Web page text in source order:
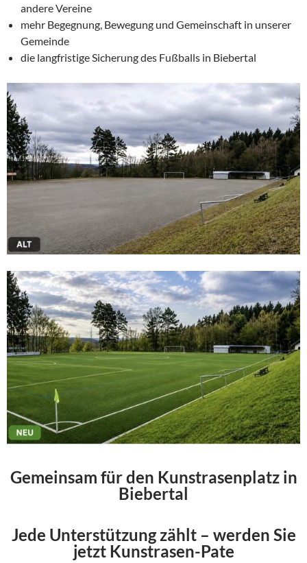
andere Vereine
mehr Begegnung, Bewegung und Gemeinschaft in unserer
Gemeinde
die langfristige Sicherung des Fußballs in Biebertal
Gemeinsam für den Kunstrasenplatz in
Biebertal
Jede Unterstützung zählt – werden Sie
jetzt Kunstrasen-Pate